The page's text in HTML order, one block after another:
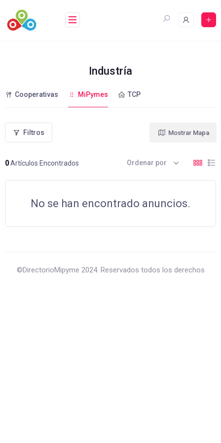
contenido
Industría
Cooperativas MiPymes TCP
Filtros
0Artículos Encontrados
Mostrar Mapa
Ordenar por
No se han encontrado anuncios.
©DirectorioMipyme 2024. Reservados todos los derechos